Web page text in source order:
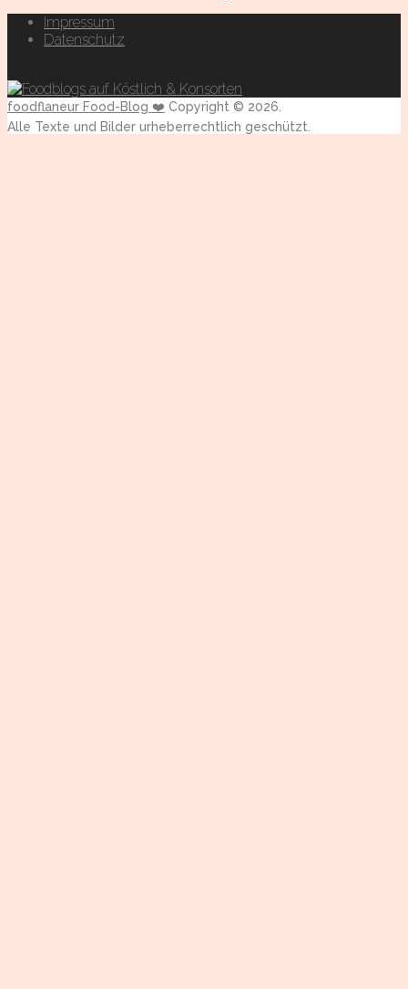
Impressum
Datenschutz
foodflaneur Food-Blog ❤️ Copyright © 2026.
Alle Texte und Bilder urheberrechtlich geschützt.